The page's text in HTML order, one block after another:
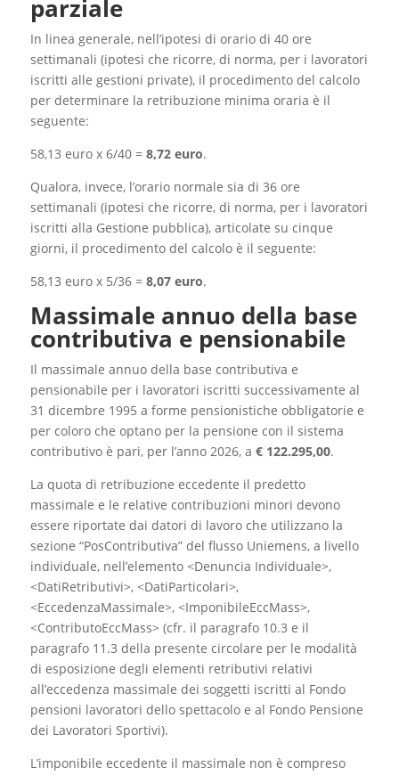
parziale
In linea generale, nell’ipotesi di orario di 40 ore
settimanali (ipotesi che ricorre, di norma, per i lavoratori
iscritti alle gestioni private), il procedimento del calcolo
per determinare la retribuzione minima oraria è il
seguente:
58,13 euro x 6/40 = 8,72 euro.
Qualora, invece, l’orario normale sia di 36 ore
settimanali (ipotesi che ricorre, di norma, per i lavoratori
iscritti alla Gestione pubblica), articolate su cinque
giorni, il procedimento del calcolo è il seguente:
58,13 euro x 5/36 = 8,07 euro.
Massimale annuo della base
contributiva e pensionabile
Il massimale annuo della base contributiva e
pensionabile per i lavoratori iscritti successivamente al
31 dicembre 1995 a forme pensionistiche obbligatorie e
per coloro che optano per la pensione con il sistema
contributivo è pari, per l’anno 2026, a € 122.295,00.
La quota di retribuzione eccedente il predetto
massimale e le relative contribuzioni minori devono
essere riportate dai datori di lavoro che utilizzano la
sezione “PosContributiva” del flusso Uniemens, a livello
individuale, nell’elemento <Denuncia Individuale>,
<DatiRetributivi>, <DatiParticolari>,
<EccedenzaMassimale>, <ImponibileEccMass>,
<ContributoEccMass> (cfr. il paragrafo 10.3 e il
paragrafo 11.3 della presente circolare per le modalità
di esposizione degli elementi retributivi relativi
all’eccedenza massimale dei soggetti iscritti al Fondo
pensioni lavoratori dello spettacolo e al Fondo Pensione
dei Lavoratori Sportivi).
L’imponibile eccedente il massimale non è compreso